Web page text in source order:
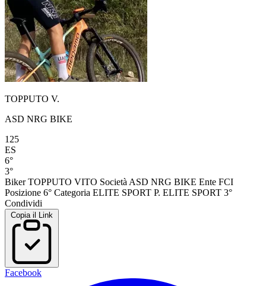
TOPPUTO V.
ASD NRG BIKE
125
ES
6°
3°
Biker TOPPUTO VITO Società ASD NRG BIKE Ente FCI
Posizione 6° Categoria ELITE SPORT P. ELITE SPORT 3°
Condividi
Copia il Link
Facebook